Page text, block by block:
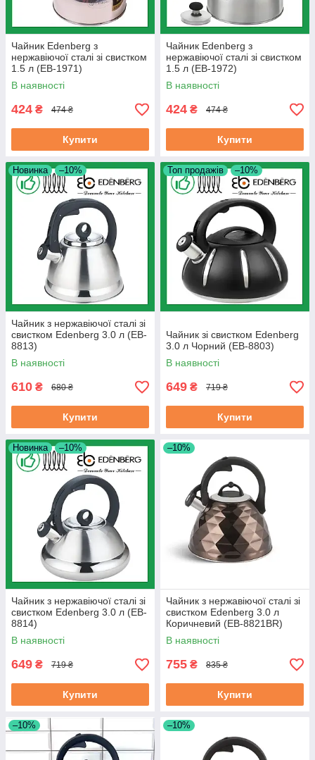
Чайник Edenberg з
нержавіючої сталі зі свистком
1.5 л (EB-1971)
В наявності
424 ₴ 474 ₴
Купити
Чайник Edenberg з
нержавіючої сталі зі свистком
1.5 л (EB-1972)
В наявності
424 ₴ 474 ₴
Купити
Новинка –10%
Чайник з нержавіючої сталі зі
свистком Edenberg 3.0 л (EB-
8813)
В наявності
610 ₴ 680 ₴
Купити
Топ продажів –10%
Чайник зі свистком Edenberg
3.0 л Чорний (EB-8803)
В наявності
649 ₴ 719 ₴
Купити
Новинка –10%
Чайник з нержавіючої сталі зі
свистком Edenberg 3.0 л (EB-
8814)
В наявності
649 ₴ 719 ₴
Купити
–10%
Чайник з нержавіючої сталі зі
свистком Edenberg 3.0 л
Коричневий (EB-8821BR)
В наявності
755 ₴ 835 ₴
Купити
–10% –10%